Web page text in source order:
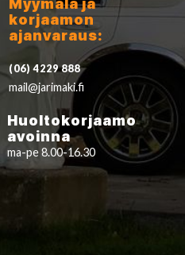
Myymälä ja
korjaamon
ajanvaraus:
(06) 4229 888
mail@jarimaki.fi
Huoltokorjaamo
avoinna
ma-pe 8.00-16.30